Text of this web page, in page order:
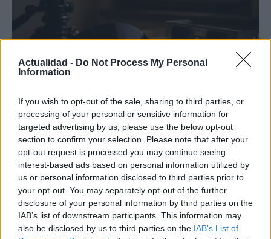
Actualidad - Do Not Process My Personal
Information
If you wish to opt-out of the sale, sharing to third parties, or
processing of your personal or sensitive information for
targeted advertising by us, please use the below opt-out
section to confirm your selection. Please note that after your
opt-out request is processed you may continue seeing
interest-based ads based on personal information utilized by
us or personal information disclosed to third parties prior to
your opt-out. You may separately opt-out of the further
disclosure of your personal information by third parties on the
IAB’s list of downstream participants. This information may
also be disclosed by us to third parties on the IAB’s List of
Protocolos de seguridad ocular y
Un eclipse solar es un espectáculo natural que…
CIENCIA Y TECNOLOGÍA